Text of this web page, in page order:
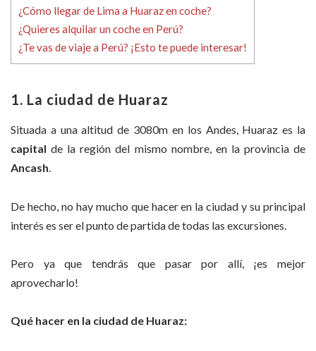
¿Cómo llegar de Lima a Huaraz en coche?
¿Quieres alquilar un coche en Perú?
¿Te vas de viaje a Perú? ¡Esto te puede interesar!
1. La ciudad de Huaraz
Situada a una altitud de 3080m en los Andes, Huaraz es la
capital de la región del mismo nombre, en la provincia de
Ancash.
De hecho, no hay mucho que hacer en la ciudad y su principal
interés es ser el punto de partida de todas las excursiones.
Pero ya que tendrás que pasar por allí, ¡es mejor
aprovecharlo!
Qué hacer en la ciudad de Huaraz: